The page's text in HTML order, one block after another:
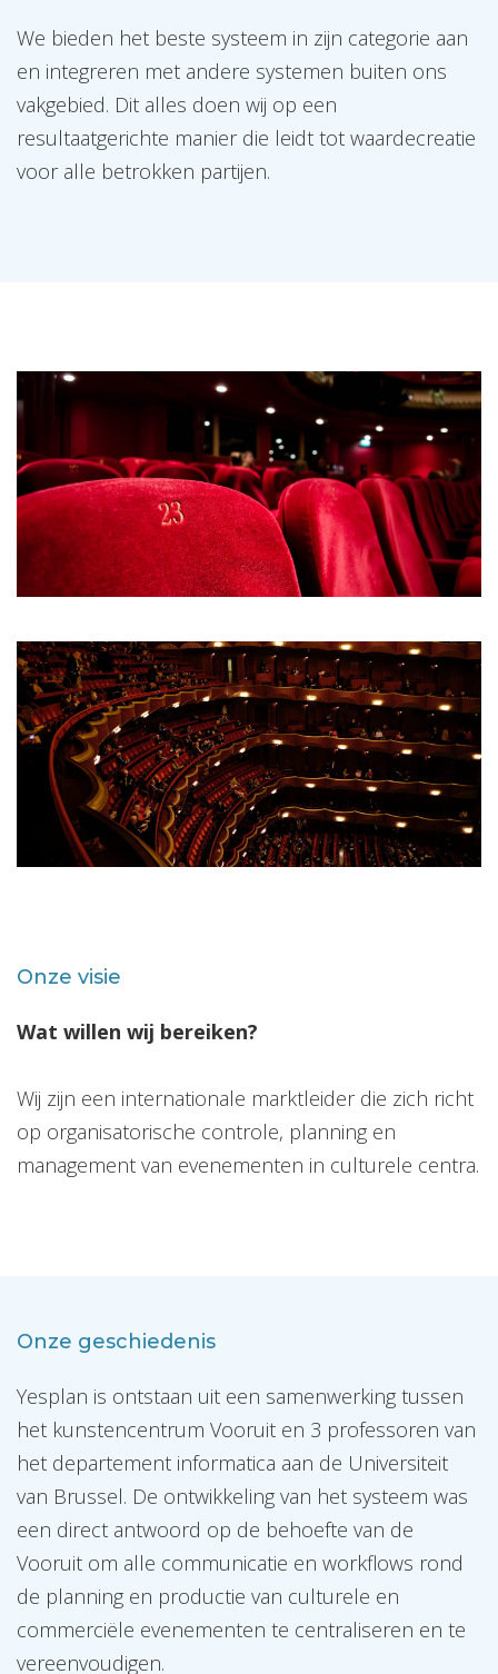
We bieden het beste systeem in zijn categorie aan
en integreren met andere systemen buiten ons
vakgebied. Dit alles doen wij op een
resultaatgerichte manier die leidt tot waardecreatie
voor alle betrokken partijen.
Onze visie
Wat willen wij bereiken?
Wij zijn een internationale marktleider die zich richt
op organisatorische controle, planning en
management van evenementen in culturele centra.
Onze geschiedenis
Yesplan is ontstaan uit een samenwerking tussen
het kunstencentrum Vooruit en 3 professoren van
het departement informatica aan de Universiteit
van Brussel. De ontwikkeling van het systeem was
een direct antwoord op de behoefte van de
Vooruit om alle communicatie en workflows rond
de planning en productie van culturele en
commerciële evenementen te centraliseren en te
vereenvoudigen.